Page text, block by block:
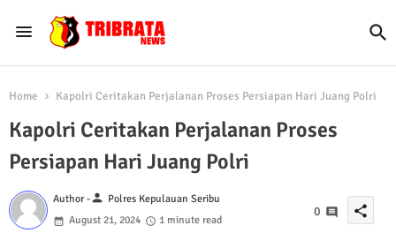
Home Kapolri Ceritakan Perjalanan Proses Persiapan Hari Juang Polri
Kapolri Ceritakan Perjalanan Proses
Persiapan Hari Juang Polri
Author -person Polres Kepulauan Seribu
August 21, 2024
1 minute read
0 share